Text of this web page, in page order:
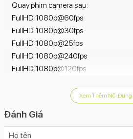
Quay phim camera sau:
FullHD 1080p@60fps
FullHD 1080p@30fps
FullHD 1080p@25fps
FullHD 1080p@240fps
FullHD 1080p@120fps
4K 2160p@24fps
Đèn Flash camera sau:
Xem Thêm Nội Dung
Đánh Giá